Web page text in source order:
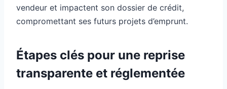
vendeur et impactent son dossier de crédit,
compromettant ses futurs projets d’emprunt.
Étapes clés pour une reprise
transparente et réglementée